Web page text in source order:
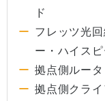
ド
フレッツ光
ー・ハイス
拠点側ルー
拠点側クラ